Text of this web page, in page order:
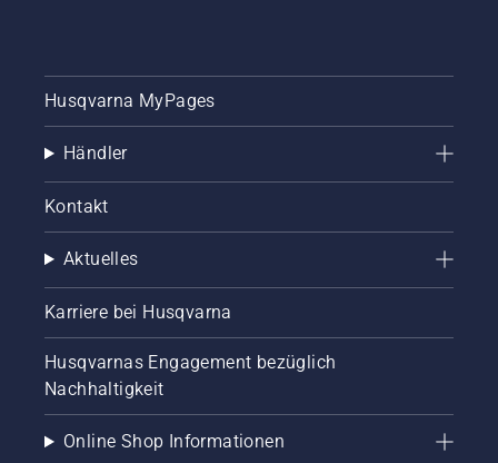
Husqvarna MyPages
Händler
Kontakt
Aktuelles
Karriere bei Husqvarna
Husqvarnas Engagement bezüglich
Nachhaltigkeit
Online Shop Informationen